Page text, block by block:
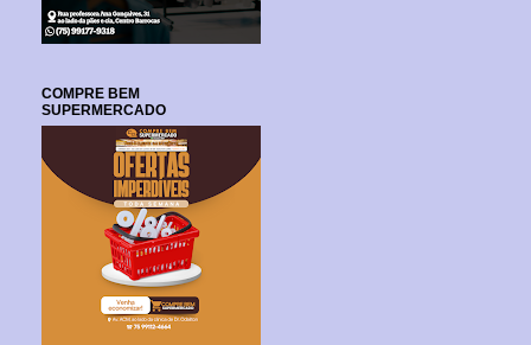
COMPRE BEM
SUPERMERCADO